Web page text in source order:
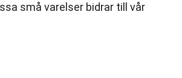
små varelser bidrar till vår